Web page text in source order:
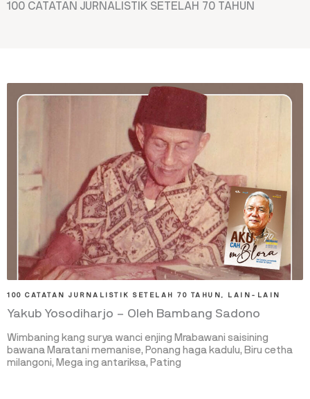
100 CATATAN JURNALISTIK SETELAH 70 TAHUN
100 CATATAN JURNALISTIK SETELAH 70 TAHUN , LAIN-LAIN
Yakub Yosodiharjo – Oleh Bambang Sadono
Wimbaning kang surya wanci enjing Mrabawani saisining
bawana Maratani memanise, Ponang haga kadulu, Biru cetha
milangoni, Mega ing antariksa, Pating